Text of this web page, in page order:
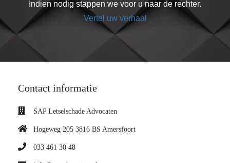
Indien nodig stappen we voor u naar de rechter.
Vertel uw verhaal
Contact informatie
SAP Letselschade Advocaten
Hogeweg 205 3816 BS Amersfoort
033 461 30 48